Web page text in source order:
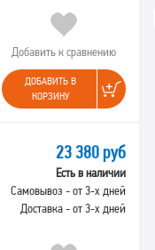
Добавить к сравнению
ДОБАВИТЬ В
КОРЗИНУ
23 380 руб
Есть в наличии
Самовывоз - от 3-х дней
Доставка - от 3-х дней